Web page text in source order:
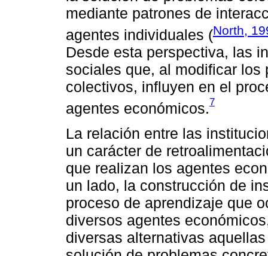
mediante patrones de
agentes individuales (North,
Desde esta perspectiva, las
sociales que, al modificar
colectivos, influyen en el
agentes económicos.7
La relación entre las
un carácter de
que realizan los agentes
un lado, la construcción de
proceso de aprendizaje que
diversos agentes
diversas alternativas